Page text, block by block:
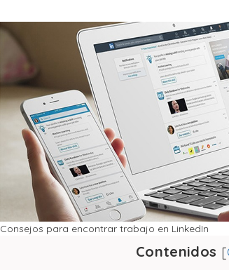
Consejos para encontrar trabajo en LinkedIn
Contenidos [